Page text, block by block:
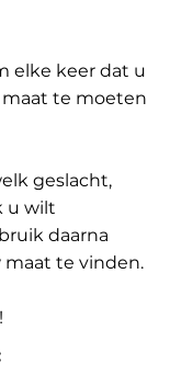
elke keer dat u
te moeten
geslacht,
u wilt
daarna
maat te vinden.